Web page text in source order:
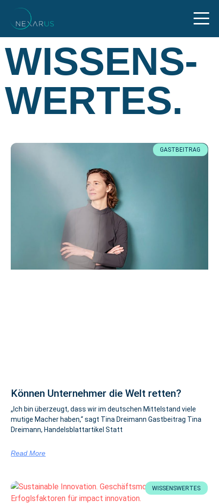
WISSENS­
WERTES.
GASTBEITRAG
Können Unternehmer die Welt retten?
„Ich bin überzeugt, dass wir im deutschen Mittelstand viele
mutige Macher haben,“ sagt Tina Dreimann Gastbeitrag Tina
Dreimann, Handelsblattartikel Statt
Read More
WISSENSWERTES